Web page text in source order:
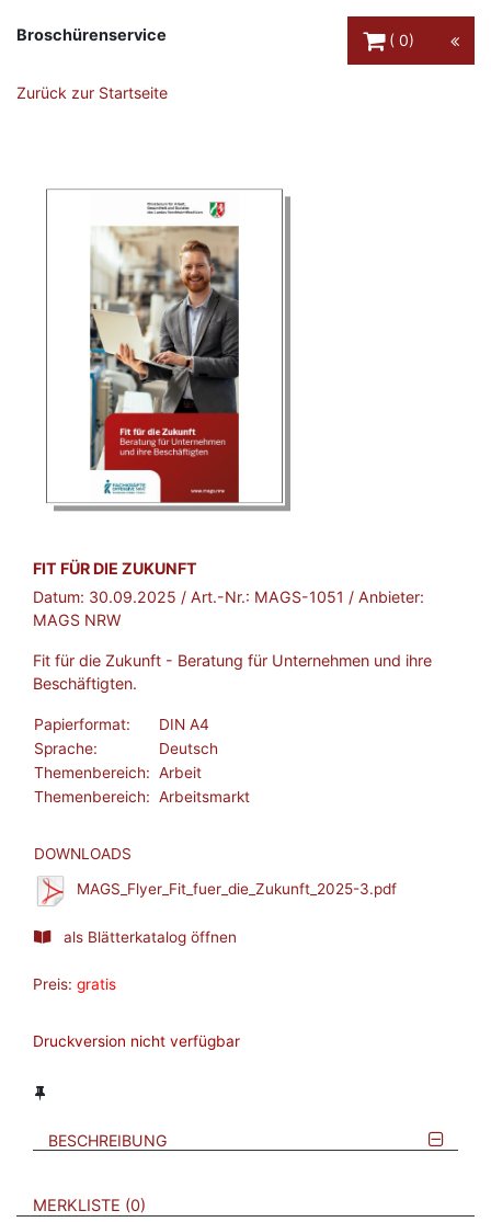
Broschürenservice
0
Zurück zur Startseite
BROSCHÜRE:
FIT FÜR DIE ZUKUNFT
Datum: 30.09.2025 / Art.-Nr.: MAGS-1051 / Anbieter:
MAGS NRW
Fit für die Zukunft - Beratung für Unternehmen und ihre
Beschäftigten.
Papierformat:
DIN A4
Sprache:
Deutsch
Themenbereich: Arbeit
Themenbereich: Arbeitsmarkt
DOWNLOADS
MAGS_Flyer_Fit_fuer_die_Zukunft_2025-3.pdf
als Blätterkatalog öffnen
Preis: gratis
Druckversion nicht verfügbar
BESCHREIBUNG
VERWEISE AUF VERMERKTE- ODER ZULETZT ANGESEHENE
MERKLISTE 0 BROSCHÜREN